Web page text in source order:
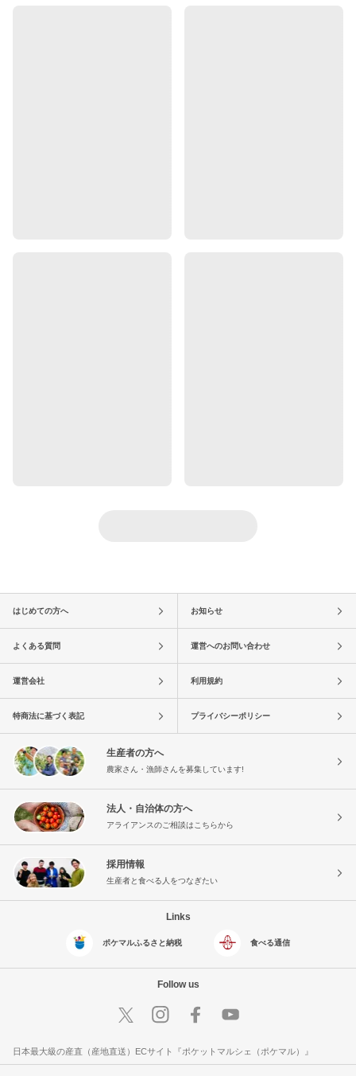
はじめての方へ お知らせ
よくある質問 運営へのお問い合わせ
運営会社 利用規約
特商法に基づく表記 プライバシーポリシー
生産者の方へ
農家さん・漁師さんを募集しています!
法人・自治体の方へ
アライアンスのご相談はこちらから
採用情報
生産者と食べる人をつなぎたい
Links
ポケマルふるさと納税 食べる通信
Follow us
日本最大級の産直（産地直送）ECサイト『ポケットマルシェ（ポケマル）』